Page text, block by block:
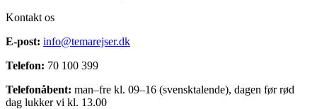
Kontakt os
E-post: info@temarejser.dk
Telefon: 70 100 399
Telefonåbent: man–fre kl. 09–16 (svensktalende), dagen før rød
dag lukker vi kl. 13.00